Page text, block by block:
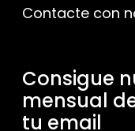
Contacte con
Consigue
mensual
tu email